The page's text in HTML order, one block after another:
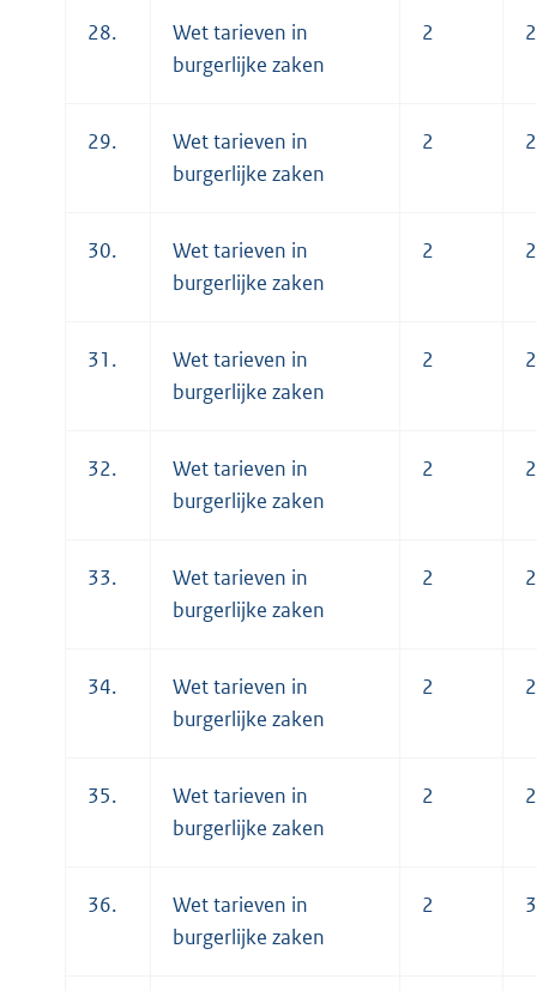
28.
Wet tarieven in
burgerlijke zaken
2 2
29.
Wet tarieven in
burgerlijke zaken
2 2
30.
Wet tarieven in
burgerlijke zaken
2 2
31.
Wet tarieven in
burgerlijke zaken
2 2
32.
Wet tarieven in
burgerlijke zaken
2 2
33.
Wet tarieven in
burgerlijke zaken
2 2
34.
Wet tarieven in
burgerlijke zaken
2 2
35.
Wet tarieven in
burgerlijke zaken
2 2
36.
Wet tarieven in
burgerlijke zaken
2 3